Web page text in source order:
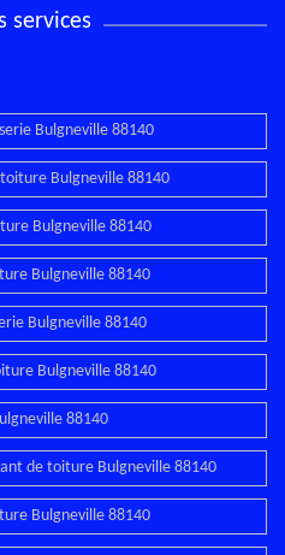
services
Bulgneville 88140
Bulgneville 88140
Bulgneville 88140
Bulgneville 88140
Bulgneville 88140
Bulgneville 88140
88140
de toiture Bulgneville 88140
Bulgneville 88140